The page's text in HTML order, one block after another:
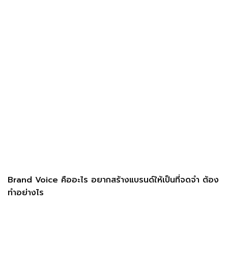
Brand Voice คืออะไร อยากสร้างแบรนด์ให้เป็นที่จดจำ ต้อง
ทำอย่างไร